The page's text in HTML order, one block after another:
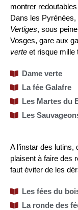
montrer
Dans les
Vertiges, sous
Vosges, gare aux
verte et risque mille
Dame verte
La fée Galafre
Les Martes du
Les
A l’instar des
plaisent à faire des
faut éviter de les
Les fées du
La ronde des